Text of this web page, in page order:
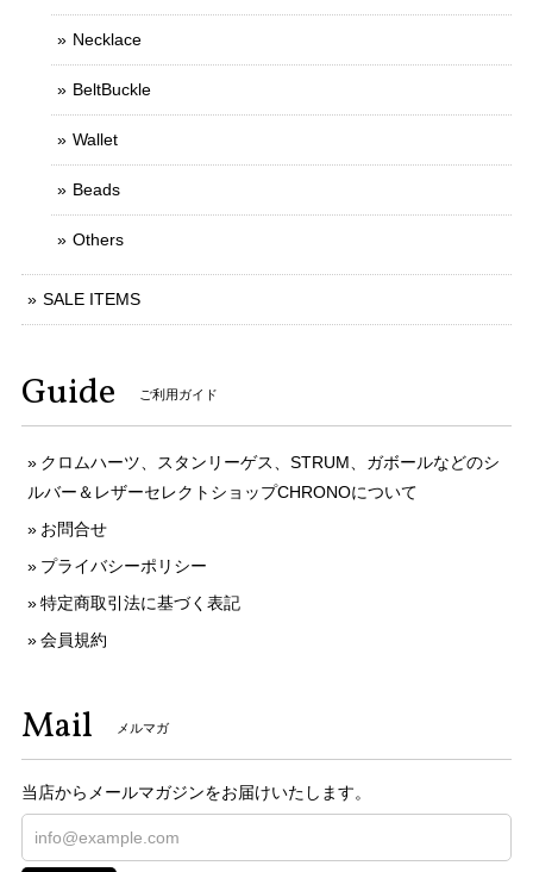
Necklace
BeltBuckle
Wallet
Beads
Others
SALE ITEMS
Guide ご利用ガイド
クロムハーツ、スタンリーゲス、STRUM、ガボールなどのシ
ルバー＆レザーセレクトショップCHRONOについて
お問合せ
プライバシーポリシー
特定商取引法に基づく表記
会員規約
Mail メルマガ
当店からメールマガジンをお届けいたします。